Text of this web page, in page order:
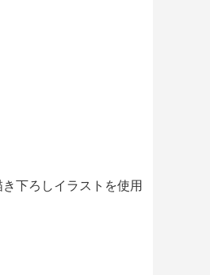
下ろしイラストを使用